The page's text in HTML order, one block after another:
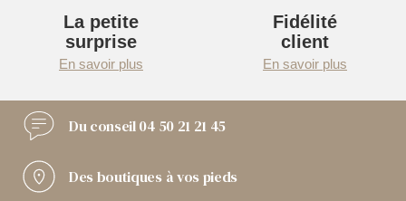
La petite
surprise
En savoir plus
Fidélité
client
En savoir plus
Du conseil04 50 21 21 45
Des boutiques à vos pieds